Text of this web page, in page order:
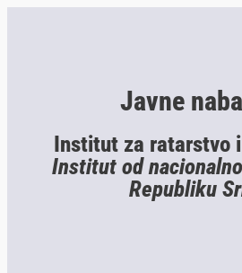
Javne
Institut za ratarstvo
Institut od
Republiku